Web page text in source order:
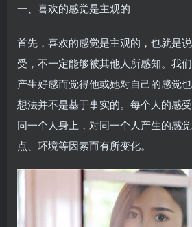
一、喜欢的感觉是主观的
首先，喜欢的感觉是主观的，也就是
受，不一定能够被其他人所感知。我
产生好感而觉得他或她对自己的感觉
想法并不是基于事实的。每个人的感
同一个人身上，对同一个人产生的感
点、环境等因素而有所变化。